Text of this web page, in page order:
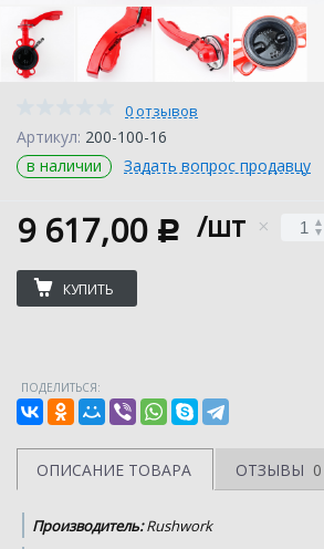
0 отзывов
Артикул: 200-100-16
в наличии
Задать вопрос продавцу
9 617,00 c /шт
КУПИТЬ
ПОДЕЛИТЬСЯ:
ОПИСАНИЕ ТОВАРА ОТЗЫВЫ 0
Производитель:Rushwork